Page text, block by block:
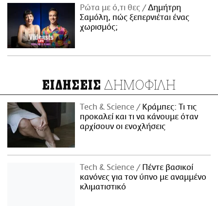
Ρώτα με ό,τι θες
Δημήτρη
Σαμόλη, πώς ξεπερνιέται ένας
χωρισμός;
ΕΙΔΗΣΕΙΣ ΔΗΜΟΦΙΛΗ
Τech & Science
Κράμπες: Τι τις
προκαλεί και τι να κάνουμε όταν
αρχίσουν οι ενοχλήσεις
Τech & Science
Πέντε βασικοί
κανόνες για τον ύπνο με αναμμένο
κλιματιστικό